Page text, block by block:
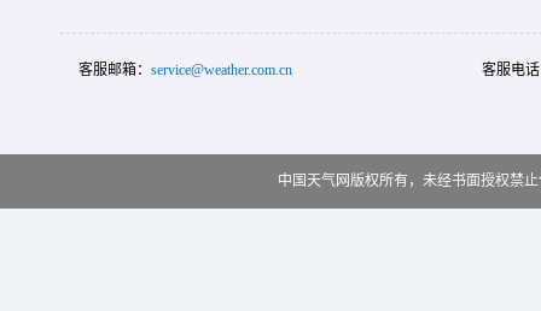
客服邮箱： service@weather.com.cn 客服电
中国天气网版权所有，未经书面授权